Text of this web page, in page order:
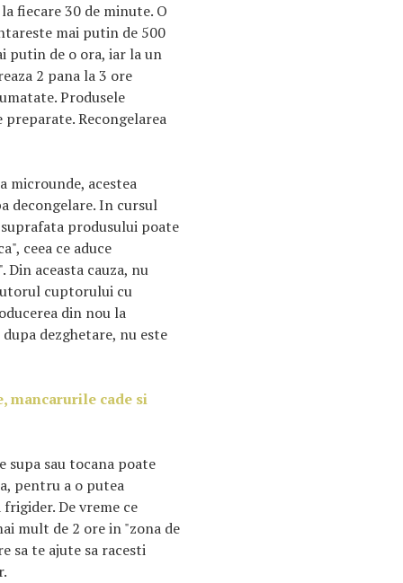
fiecare 30 de minute. O
mai putin de 500
putin de o ora, iar la un
2 pana la 3 ore
Produsele
Recongelarea
microunde, acestea
decongelare. In cursul
produsului poate
ceea ce aduce
aceasta cauza, nu
cuptorului cu
din nou la
dezghetare, nu este
mancarurile cade si
supa sau tocana poate
pentru a o putea
De vreme ce
mult de 2 ore in "zona de
sa te ajute sa racesti